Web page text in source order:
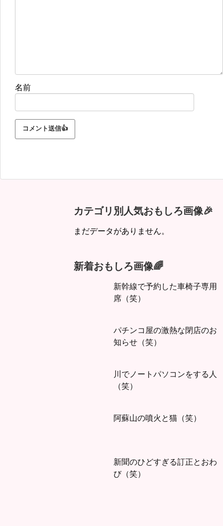
名前
カテゴリ別人気おもしろ画像🎉
まだデータがありません。
新着おもしろ画像🌈
新幹線で予約した車椅子専用
席（笑）
パチンコ屋の激熱な閉店のお
知らせ（笑）
川でノートパソコンをする人
（笑）
阿蘇山の噴火と猫（笑）
新聞のひどすぎる訂正とおわ
び（笑）